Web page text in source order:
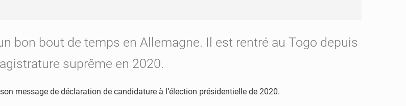
bon bout de temps en Allemagne. Il est rentré au Togo depuis
suprême en 2020.
message de déclaration de candidature à l’élection présidentielle de 2020.